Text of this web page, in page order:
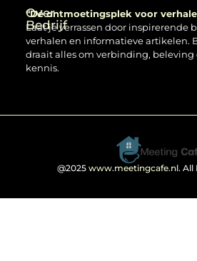
Over
Bedrijf
“Dé ontmoetingsplek voor
Laat je verrassen door inspirerende
verhalen en informatieve artikelen.
draait alles om verbinding, beleving
kennis.
@2025 www.meetingcafe.nl. All